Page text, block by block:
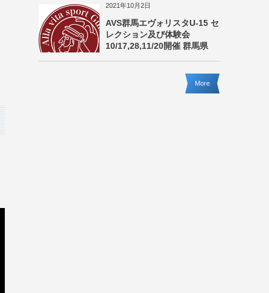
2021年10月2日
AVS群馬エヴォリスタU-15 セ
レクション及び体験会
10/17,28,11/20開催 群馬県
More